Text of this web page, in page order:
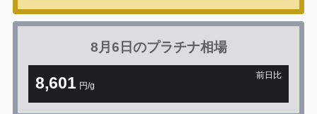
8月6日のプラチナ相場
8,601 円/g
前日比